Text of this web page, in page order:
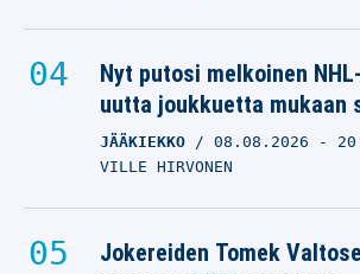
Nyt putosi melkoinen
uutta joukkuetta mukaan
JÄÄKIEKKO 08.08.2026 -
VILLE HIRVONEN
Jokereiden Tomek